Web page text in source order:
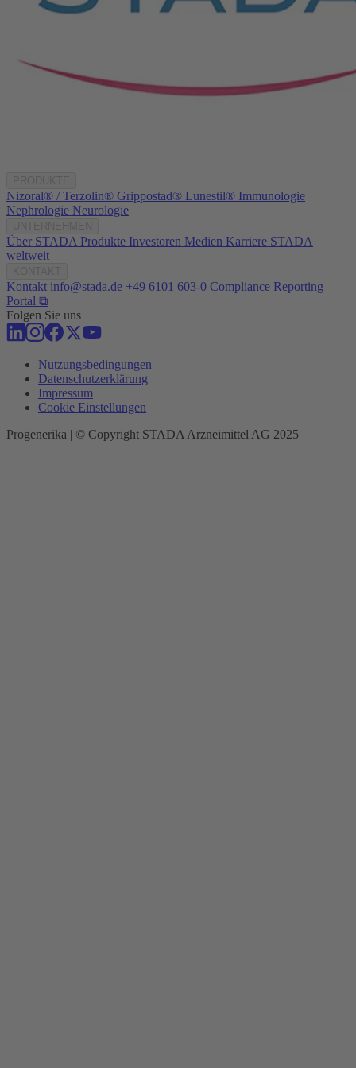
Nizoral® / Terzolin® Grippostad® Lunestil® Immunologie
Nephrologie Neurologie
Über STADA Produkte Investoren Medien Karriere STADA
weltweit
Kontakt info@stada.de +49 6101 603-0 Compliance Reporting
Portal ⧉
Folgen Sie uns
Nutzungsbedingungen
Datenschutzerklärung
Impressum
Cookie Einstellungen
Progenerika | © Copyright STADA Arzneimittel AG 2025